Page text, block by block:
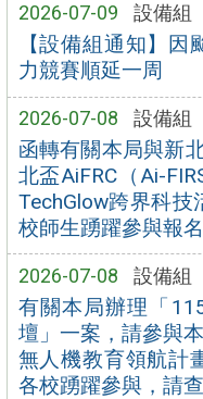
2026-07-09 設備組
【設備組通知】
力競賽順延一周
2026-07-08 設備組
函轉有關本局與新
北盃AiFRC（Ai-
TechGlow跨界科
校師生踴躍參與報
2026-07-08 設備組
有關本局辦理「
壇」一案，請參與
無人機教育領航計
各校踴躍參與，請查